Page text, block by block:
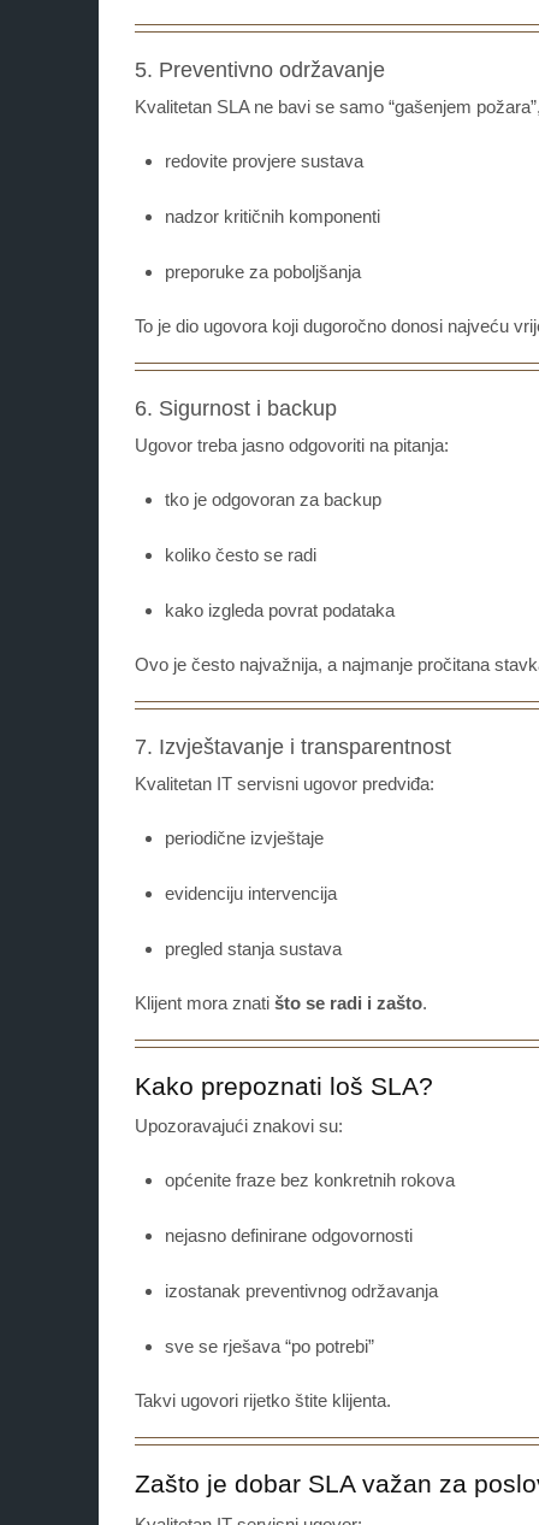
5. Preventivno održavanje
Kvalitetan SLA ne bavi se samo “gašenjem
redovite provjere sustava
nadzor kritičnih komponenti
preporuke za poboljšanja
To je dio ugovora koji dugoročno donosi najveću
6. Sigurnost i backup
Ugovor treba jasno odgovoriti na pitanja:
tko je odgovoran za backup
koliko često se radi
kako izgleda povrat podataka
Ovo je često najvažnija, a najmanje pročitana
7. Izvještavanje i transparentnost
Kvalitetan IT servisni ugovor predviđa:
periodične izvještaje
evidenciju intervencija
pregled stanja sustava
Klijent mora znati što se radi i zašto.
Kako prepoznati loš SLA?
Upozoravajući znakovi su:
općenite fraze bez konkretnih rokova
nejasno definirane odgovornosti
izostanak preventivnog održavanja
sve se rješava “po potrebi”
Takvi ugovori rijetko štite klijenta.
Zašto je dobar SLA važan za